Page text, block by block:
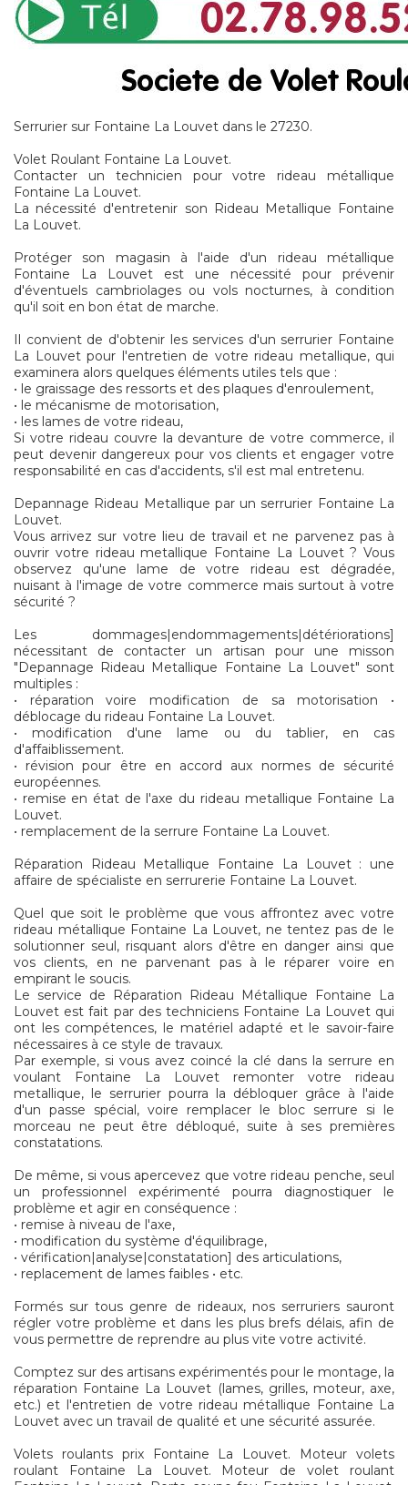
Serrurier sur Fontaine La Louvet dans le 27230.
Volet Roulant Fontaine La Louvet.
Contacter un technicien pour votre rideau métallique
Fontaine La Louvet.
La nécessité d'entretenir son Rideau Metallique Fontaine
La Louvet.
Protéger son magasin à l'aide d'un rideau métallique
Fontaine La Louvet est une nécessité pour prévenir
d'éventuels cambriolages ou vols nocturnes, à condition
qu'il soit en bon état de marche.
Il convient de d'obtenir les services d'un serrurier Fontaine
La Louvet pour l'entretien de votre rideau metallique, qui
examinera alors quelques éléments utiles tels que :
• le graissage des ressorts et des plaques d'enroulement,
• le mécanisme de motorisation,
• les lames de votre rideau,
Si votre rideau couvre la devanture de votre commerce, il
peut devenir dangereux pour vos clients et engager votre
responsabilité en cas d'accidents, s'il est mal entretenu.
Depannage Rideau Metallique par un serrurier Fontaine La
Louvet.
Vous arrivez sur votre lieu de travail et ne parvenez pas à
ouvrir votre rideau metallique Fontaine La Louvet ? Vous
observez qu'une lame de votre rideau est dégradée,
nuisant à l'image de votre commerce mais surtout à votre
sécurité ?
Les dommages|endommagements|détériorations]
nécessitant de contacter un artisan pour une misson
"Depannage Rideau Metallique Fontaine La Louvet" sont
multiples :
• réparation voire modification de sa motorisation •
déblocage du rideau Fontaine La Louvet.
• modification d'une lame ou du tablier, en cas
d'affaiblissement.
• révision pour être en accord aux normes de sécurité
européennes.
• remise en état de l'axe du rideau metallique Fontaine La
Louvet.
• remplacement de la serrure Fontaine La Louvet.
Réparation Rideau Metallique Fontaine La Louvet : une
affaire de spécialiste en serrurerie Fontaine La Louvet.
Quel que soit le problème que vous affrontez avec votre
rideau métallique Fontaine La Louvet, ne tentez pas de le
solutionner seul, risquant alors d'être en danger ainsi que
vos clients, en ne parvenant pas à le réparer voire en
empirant le soucis.
Le service de Réparation Rideau Métallique Fontaine La
Louvet est fait par des techniciens Fontaine La Louvet qui
ont les compétences, le matériel adapté et le savoir-faire
nécessaires à ce style de travaux.
Par exemple, si vous avez coincé la clé dans la serrure en
voulant Fontaine La Louvet remonter votre rideau
metallique, le serrurier pourra la débloquer grâce à l'aide
d'un passe spécial, voire remplacer le bloc serrure si le
morceau ne peut être débloqué, suite à ses premières
constatations.
De même, si vous apercevez que votre rideau penche, seul
un professionnel expérimenté pourra diagnostiquer le
problème et agir en conséquence :
• remise à niveau de l'axe,
• modification du système d'équilibrage,
• vérification|analyse|constatation] des articulations,
• replacement de lames faibles • etc.
Formés sur tous genre de rideaux, nos serruriers sauront
régler votre problème et dans les plus brefs délais, afin de
vous permettre de reprendre au plus vite votre activité.
Comptez sur des artisans expérimentés pour le montage, la
réparation Fontaine La Louvet (lames, grilles, moteur, axe,
etc.) et l'entretien de votre rideau métallique Fontaine La
Louvet avec un travail de qualité et une sécurité assurée.
Volets roulants prix Fontaine La Louvet. Moteur volets
roulant Fontaine La Louvet. Moteur de volet roulant